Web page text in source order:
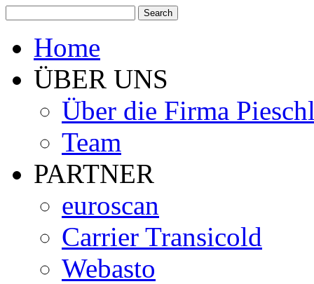
Home
ÜBER UNS
Über die Firma
Team
PARTNER
euroscan
Carrier Transicold
Webasto